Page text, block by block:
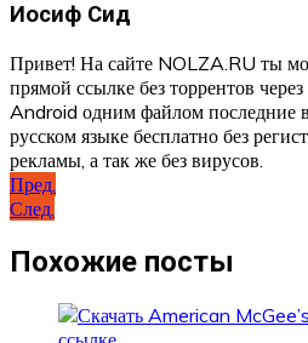
Иосиф Сид
Привет! На сайте NOLZA.RU ты
прямой ссылке без торрентов
Android одним файлом последние
русском языке бесплатно без
рекламы, а так же без вирусов.
Навигация
по
записям
Пред.
След.
Похожие посты